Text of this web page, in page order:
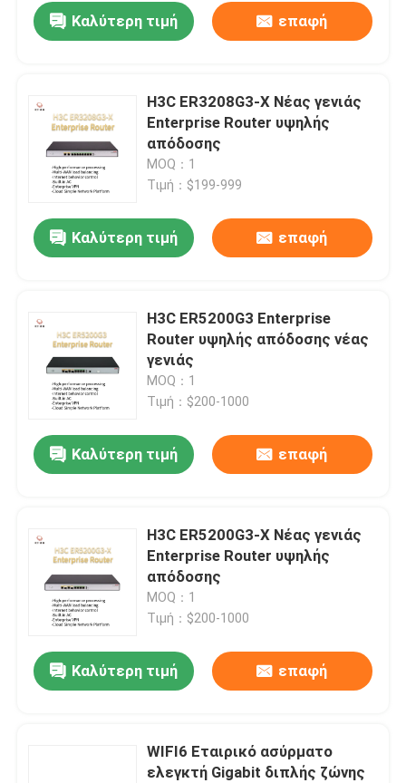
Σπίτι
Καλύτερη τιμή επαφή
H3C ER3208G3-X Νέας γενιάς
Enterprise Router υψηλής
απόδοσης
MOQ：1
Τιμή：$199-999
Καλύτερη τιμή επαφή
H3C ER5200G3 Enterprise
Router υψηλής απόδοσης νέας
γενιάς
MOQ：1
Τιμή：$200-1000
Καλύτερη τιμή επαφή
H3C ER5200G3-X Νέας γενιάς
Enterprise Router υψηλής
απόδοσης
MOQ：1
Τιμή：$200-1000
Καλύτερη τιμή επαφή
WIFI6 Εταιρικό ασύρματο
ελεγκτή Gigabit διπλής ζώνης